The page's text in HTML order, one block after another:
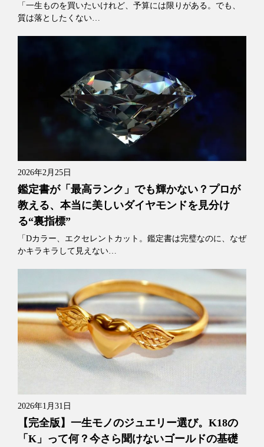
「一生ものを買いたいけれど、予算には限りがある。でも、
質は落としたくない…
2026年2月25日
鑑定書が「最高ランク」でも輝かない？プロが
教える、本当に美しいダイヤモンドを見分け
る“裏指標”
「Dカラー、エクセレントカット。鑑定書は完璧なのに、なぜ
かキラキラして見えない…
2026年1月31日
【完全版】一生モノのジュエリー選び。K18の
「K」って何？今さら聞けないゴールドの基礎